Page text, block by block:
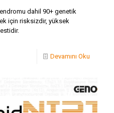
dahil 90+ genetik
için risksizdir, yüksek
Devamını Oku